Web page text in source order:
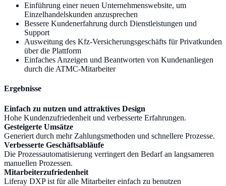
Einführung einer neuen Unternehmenswebsite, um
Einzelhandelskunden anzusprechen
Bessere Kundenerfahrung durch Dienstleistungen und
Support
Ausweitung des Kfz-Versicherungsgeschäfts für Privatkunden
über die Plattform
Einfaches Anzeigen und Beantworten von Kundenanliegen
durch die ATMC-Mitarbeiter
Ergebnisse
Einfach zu nutzen und attraktives Design
Hohe Kundenzufriedenheit und verbesserte Erfahrungen.
Gesteigerte Umsätze
Generiert durch mehr Zahlungsmethoden und schnellere Prozesse.
Verbesserte Geschäftsabläufe
Die Prozessautomatisierung verringert den Bedarf an langsameren
manuellen Prozessen.
Mitarbeiterzufriedenheit
Liferay DXP ist für alle Mitarbeiter einfach zu benutzen